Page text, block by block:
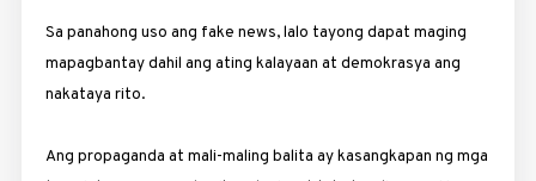
Sa panahong uso ang fake news, lalo tayong dapat maging
mapagbantay dahil ang ating kalayaan at demokrasya ang
nakataya rito.
Ang propaganda at mali-maling balita ay kasangkapan ng mga